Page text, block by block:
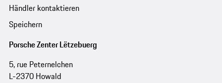
Händler kontaktieren
Speichern
Porsche Zenter Lëtzebuerg
5, rue Peternelchen
L-2370 Howald